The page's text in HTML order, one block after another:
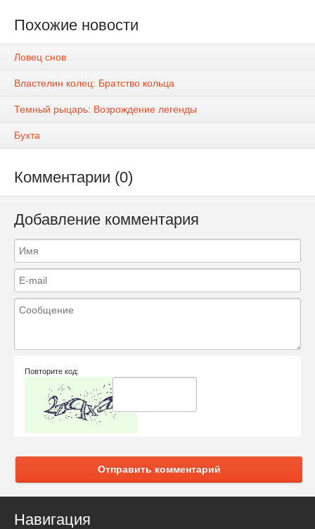
Похожие новости
Ловец снов
Властелин колец: Братство кольца
Темный рыцарь: Возрождение легенды
Бухта
Комментарии (0)
Добавление комментария
Повторите код:
Отправить комментарий
Навигация